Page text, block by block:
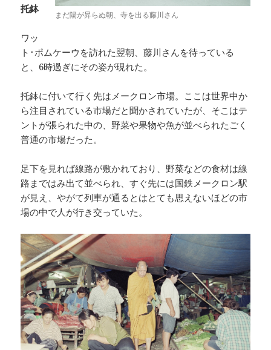
まだ陽が昇らぬ朝、寺を出る藤川さん
托鉢
ワッ
ト･ポムケーウを訪れた翌朝、藤川さんを待っている
と、6時過ぎにその姿が現れた。
托鉢に付いて行く先はメークロン市場。ここは世界中か
ら注目されている市場だと聞かされていたが、そこはテ
ントが張られた中の、野菜や果物や魚が並べられたごく
普通の市場だった。
足下を見れば線路が敷かれており、野菜などの食材は線
路まではみ出て並べられ、すぐ先には国鉄メークロン駅
が見え、やがて列車が通るとはとても思えないほどの市
場の中で人が行き交っていた。